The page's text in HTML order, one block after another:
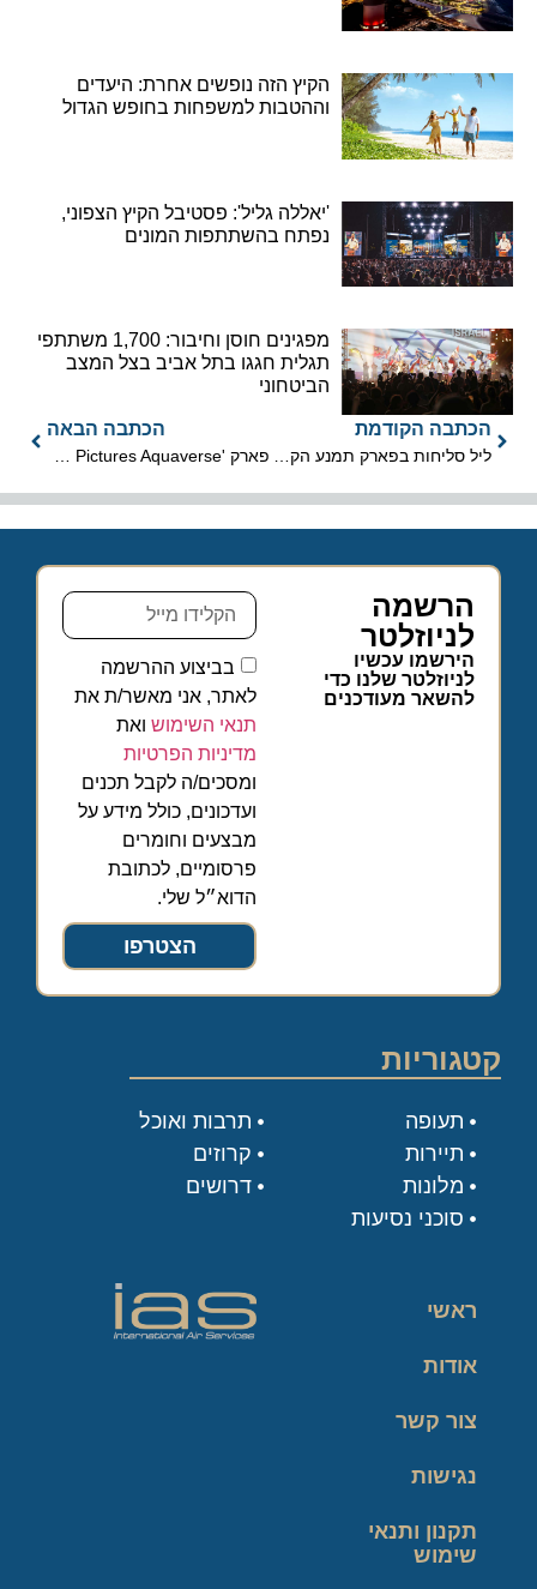
הקיץ הזה נופשים אחרת: היעדים
וההטבות למשפחות בחופש הגדול
'יאללה גליל': פסטיבל הקיץ הצפוני,
נפתח בהשתתפות המונים
מפגינים חוסן וחיבור: 1,700 משתתפי
תגלית חגגו בתל אביב בצל המצב
הביטחוני
הכתבה הקודמת הכתבה הבאה
הרשמה
לניוזלטר
הירשמו עכשיו
לניוזלטר שלנו כדי
להשאר מעודכנים
בביצוע ההרשמה
לאתר, אני מאשר/ת את
תנאי השימוש ואת
מדיניות הפרטיות
ומסכים/ה לקבל תכנים
ועדכונים, כולל מידע על
מבצעים וחומרים
פרסומיים, לכתובת
הדוא״ל שלי.
הצטרפו
קטגוריות
תעופה
תיירות
מלונות
סוכני נסיעות
תרבות ואוכל
קרוזים
דרושים
ראשי
אודות
צור קשר
נגישות
תקנון ותנאי
שימוש